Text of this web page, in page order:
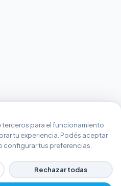
para el funcionamiento
tu experiencia. Podés aceptar
configurar tus preferencias.
Rechazar todas